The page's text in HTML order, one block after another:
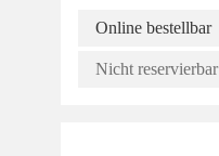
Online bestellbar
Nicht reservierbar